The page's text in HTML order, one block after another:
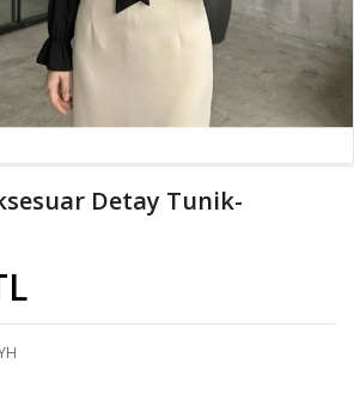
Detay Tunik-